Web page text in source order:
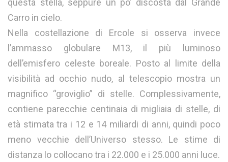
questa stella, seppure un po’ discosta dal Grande
Carro in cielo.
Nella costellazione di Ercole si osserva invece
l’ammasso globulare M13, il più luminoso
dell’emisfero celeste boreale. Posto al limite della
visibilità ad occhio nudo, al telescopio mostra un
magnifico “groviglio” di stelle. Complessivamente,
contiene parecchie centinaia di migliaia di stelle, di
età stimata tra i 12 e 14 miliardi di anni, quindi poco
meno vecchie dell’Universo stesso. Le stime di
distanza lo collocano tra i 22.000 e i 25.000 anni luce.